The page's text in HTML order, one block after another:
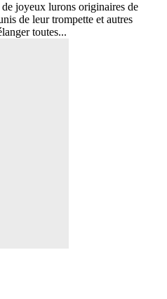
joyeux lurons originaires de
de leur trompette et autres
toutes...